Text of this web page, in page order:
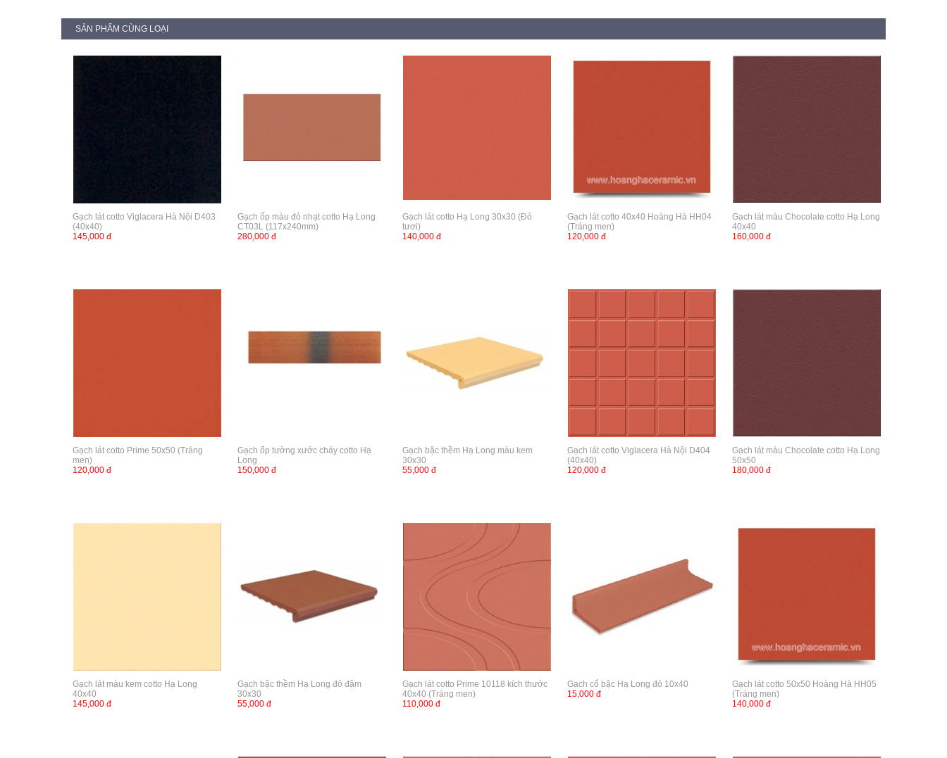
SẢN PHẨM CÙNG LOẠI
Gạch lát cotto Viglacera Hà Nội D403
(40x40)
145,000 đ
Gạch ốp màu đỏ nhạt cotto Hạ Long
CT03L (117x240mm)
280,000 đ
Gạch lát cotto Hạ Long 30x30 (Đỏ
tươi)
140,000 đ
Gạch lát cotto 40x40 Hoàng Hà HH04
(Tráng men)
120,000 đ
Gạch lát màu Chocolate cotto Hạ Long
40x40
160,000 đ
Gạch lát cotto Prime 50x50 (Tráng
men)
120,000 đ
Gạch ốp tường xước cháy cotto Hạ
Long
150,000 đ
Gạch bậc thềm Hạ Long màu kem
30x30
55,000 đ
Gạch lát cotto Viglacera Hà Nội D404
(40x40)
120,000 đ
Gạch lát màu Chocolate cotto Hạ Long
50x50
180,000 đ
Gạch lát màu kem cotto Hạ Long
40x40
145,000 đ
Gạch bậc thềm Hạ Long đỏ đậm
30x30
55,000 đ
Gạch lát cotto Prime 10118 kích thước
40x40 (Tráng men)
110,000 đ
Gạch cổ bậc Hạ Long đỏ 10x40
15,000 đ
Gạch lát cotto 50x50 Hoàng Hà HH05
(Tráng men)
140,000 đ